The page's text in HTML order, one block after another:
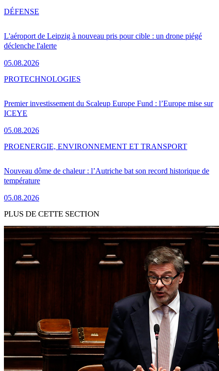
L'aéroport de Leipzig à nouveau pris pour cible : un drone piégé
déclenche l'alerte
05.08.2026
DÉFENSE
Premier investissement du Scaleup Europe Fund : l’Europe mise sur
ICEYE
05.08.2026
PROTECHNOLOGIES
Nouveau dôme de chaleur : l’Autriche bat son record historique de
température
05.08.2026
PROENERGIE, ENVIRONNEMENT ET TRANSPORT
PLUS DE CETTE SECTION